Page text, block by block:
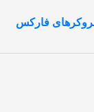
بروکرهای فارکس